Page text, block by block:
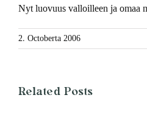
Nyt luovuus valloilleen ja omaa
2. Octoberta 2006
Related Posts